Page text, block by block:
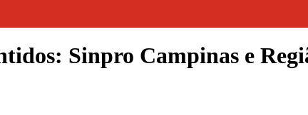
Sinpro Campinas e